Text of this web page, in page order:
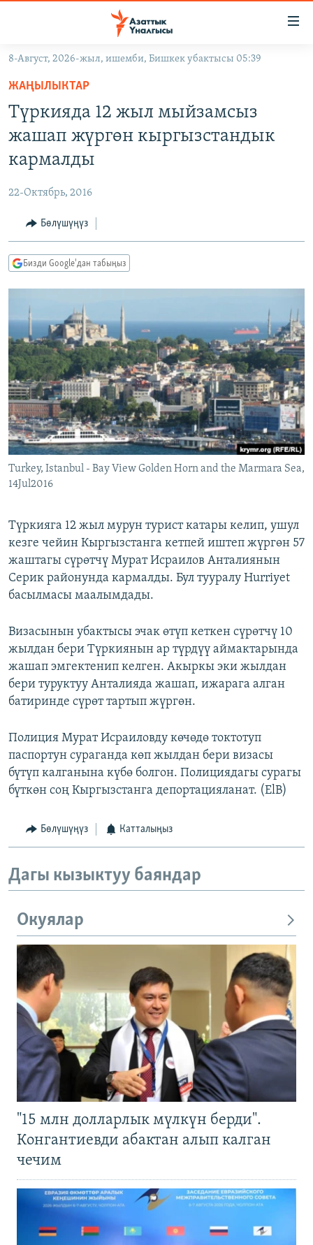
Навигацияга
өтүңүз
Издөөгө
салыңызКЫРГЫЗСТАН
МАДАНИЯТ
ДҮЙНӨ
ТВ ПРОГРАММАЛАР
БҮГҮН АЗАТТЫКТА
ЭЖЕ-СИҢДИЛЕР
АЗАТТЫК+
ЫҢГАЙСЫЗ СУРООЛОР
ПОДКАСТ
Русский
ОНЛАЙН ШЕРИНЕ
ЭЕ/АРнун бардык сайттары
8-Август, 2026-жыл, ишемби, Бишкек убактысы 05:39
ЖАҢЫЛЫКТАР
Түркияда 12 жыл мыйзамсыз
жашап жүргөн кыргызстандык
кармалды
22-Октябрь, 2016
Бөлүшүңүз
Бизди Google'дан табыңыз
Turkey, Istanbul - Bay View Golden Horn and the Marmara Sea,
14Jul2016
Түркияга 12 жыл мурун турист катары келип, ушул
кезге чейин Кыргызстанга кетпей иштеп жүргөн 57
жаштагы сүрөтчү Мурат Исраилов Анталиянын
Серик районунда кармалды. Бул тууралу Hurriyet
басылмасы маалымдады.
Визасынын убактысы эчак өтүп кеткен сүрөтчү 10
жылдан бери Түркиянын ар түрдүү аймактарында
жашап эмгектенип келген. Акыркы эки жылдан
бери туруктуу Анталияда жашап, ижарага алган
батиринде сүрөт тартып жүргөн.
Полиция Мурат Исраиловду көчөдө токтотуп
паспортун сураганда көп жылдан бери визасы
бүтүп калганына күбө болгон. Полициядагы сурагы
бүткөн соң Кыргызстанга депортацияланат. (ElB)
Бөлүшүңүз Катталыңыз
Дагы кызыктуу баяндар
Окуялар
"15 млн долларлык мүлкүн берди".
Конгантиевди абактан алып калган
чечим